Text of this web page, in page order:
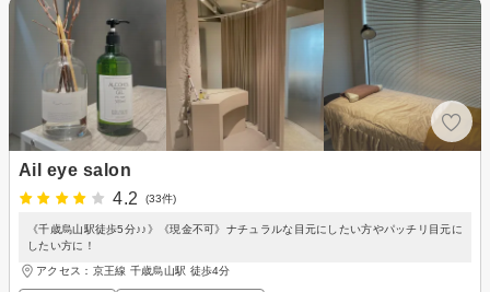
Ail eye salon
4.2
(33件)
《千歳烏山駅徒歩5分♪♪》《現金不可》ナチュラルな目元にしたい方やパッチリ目元に
したい方に！
アクセス：京王線 千歳烏山駅 徒歩4分